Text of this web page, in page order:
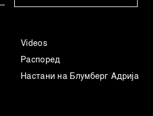
Videos
Распоред
Настани на Блумберг Адрија